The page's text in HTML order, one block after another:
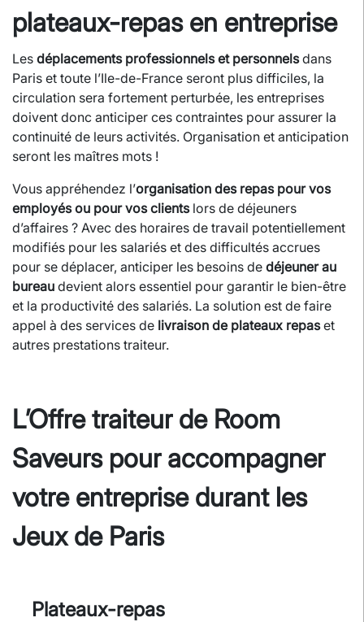
plateaux-repas en entreprise
Les déplacements professionnels et personnelsdans
Paris et toute l’Ile-de-France seront plus difficiles, la
circulation sera fortement perturbée, les entreprises
doivent donc anticiper ces contraintes pour assurer la
continuité de leurs activités. Organisation et anticipation
seront les maîtres mots !
Vous appréhendez l’organisation des repas pour vos
employés ou pour vos clientslors de déjeuners
d’affaires ? Avec des horaires de travail potentiellement
modifiés pour les salariés et des difficultés accrues
pour se déplacer, anticiper les besoins de déjeuner au
bureau devient alors essentiel pour garantir le bien-être
et la productivité des salariés. La solution est de faire
appel à des services de livraison de plateaux repaset
autres prestations traiteur.
L’Offre traiteur de Room
Saveurs pour accompagner
votre entreprise durant les
Jeux de Paris
Plateaux-repas